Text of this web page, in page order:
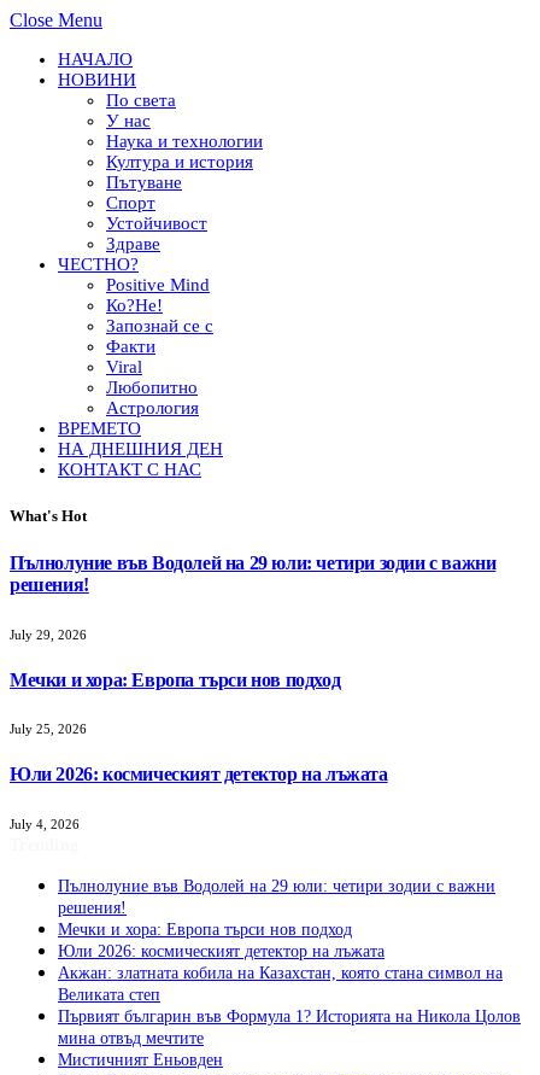
Close Menu
НАЧАЛО
НОВИНИ
По света
У нас
Наука и технологии
Култура и история
Пътуване
Спорт
Устойчивост
Здраве
ЧЕСТНО?
Positive Mind
Ко?Не!
Запознай се с
Факти
Viral
Любопитно
Астрология
ВРЕМЕТО
НА ДНЕШНИЯ ДЕН
КОНТАКТ С НАС
What's Hot
Пълнолуние във Водолей на 29 юли: четири зодии с важни
решения!
July 29, 2026
Мечки и хора: Европа търси нов подход
July 25, 2026
Юли 2026: космическият детектор на лъжата
July 4, 2026
Пълнолуние във Водолей на 29 юли: четири зодии с важни
решения!
Мечки и хора: Европа търси нов подход
Юли 2026: космическият детектор на лъжата
Акжан: златната кобила на Казахстан, която стана символ на
Великата степ
Първият българин във Формула 1? Историята на Никола Цолов
мина отвъд мечтите
Мистичният Eньовден